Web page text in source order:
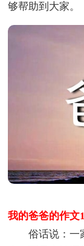
够帮助到大家。
我的爸爸的作文1
俗话说：一家